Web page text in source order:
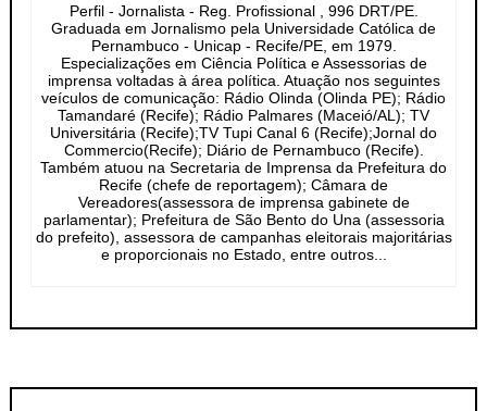
Perfil - Jornalista - Reg. Profissional , 996 DRT/PE.
Graduada em Jornalismo pela Universidade Católica de
Pernambuco - Unicap - Recife/PE, em 1979.
Especializações em Ciência Política e Assessorias de
imprensa voltadas à área política. Atuação nos seguintes
veículos de comunicação: Rádio Olinda (Olinda PE); Rádio
Tamandaré (Recife); Rádio Palmares (Maceió/AL); TV
Universitária (Recife);TV Tupi Canal 6 (Recife);Jornal do
Commercio(Recife); Diário de Pernambuco (Recife).
Também atuou na Secretaria de Imprensa da Prefeitura do
Recife (chefe de reportagem); Câmara de
Vereadores(assessora de imprensa gabinete de
parlamentar); Prefeitura de São Bento do Una (assessoria
do prefeito), assessora de campanhas eleitorais majoritárias
e proporcionais no Estado, entre outros...